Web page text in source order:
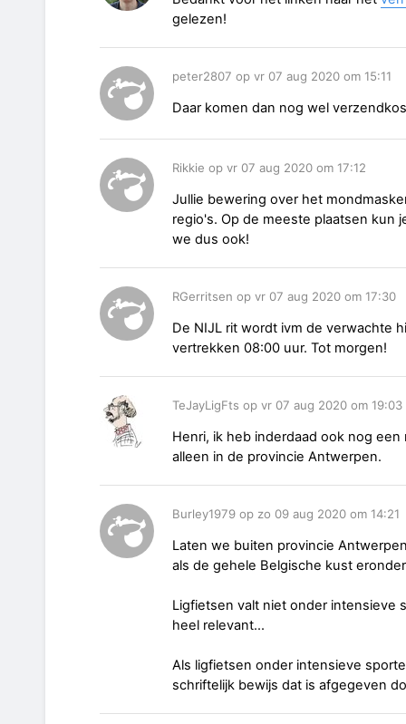
gelezen!
peter2807 op vr 07 aug 2020 om 15:11
Daar komen dan nog wel
Rikkie op vr 07 aug 2020 om 17:12
Jullie bewering over het
regio's. Op de meeste plaatsen kun
we dus ook!
RGerritsen op vr 07 aug 2020 om 17:30
De NIJL rit wordt ivm de verwachte
vertrekken 08:00 uur. Tot morgen!
TeJayLigFts op vr 07 aug 2020 om 19:03
Henri, ik heb inderdaad ook nog
alleen in de provincie Antwerpen.
Burley1979 op zo 09 aug 2020 om 14:21
Laten we buiten provincie
als de gehele Belgische kust
Ligfietsen valt niet onder intensieve
heel relevant...
Als ligfietsen onder intensieve
schriftelijk bewijs dat is afgegeven